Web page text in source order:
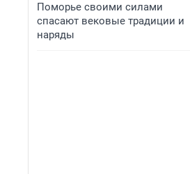
Поморье своими силами
спасают вековые традиции и
наряды